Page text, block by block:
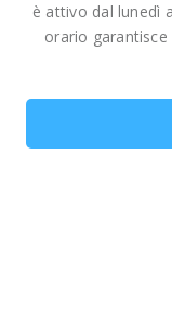
è attivo dal lunedì
orario